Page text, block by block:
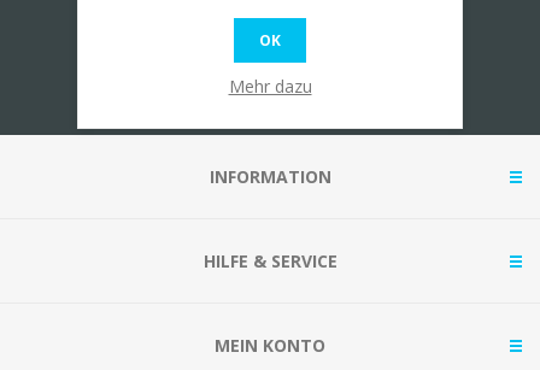
INFORMATION
HILFE & SERVICE
MEIN KONTO
OK
Mehr dazu